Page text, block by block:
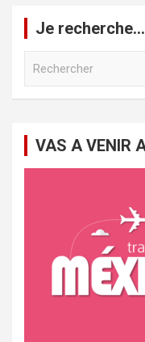
Je recherche…
c
VAS A VENIR